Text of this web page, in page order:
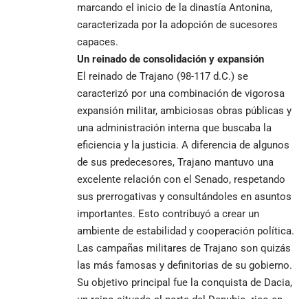
marcando el inicio de la dinastía Antonina,
caracterizada por la adopción de sucesores
capaces.
Un reinado de consolidación y expansión
El reinado de Trajano (98-117 d.C.) se
caracterizó por una combinación de vigorosa
expansión militar, ambiciosas obras públicas y
una administración interna que buscaba la
eficiencia y la justicia. A diferencia de algunos
de sus predecesores, Trajano mantuvo una
excelente relación con el Senado, respetando
sus prerrogativas y consultándoles en asuntos
importantes. Esto contribuyó a crear un
ambiente de estabilidad y cooperación política.
Las campañas militares de Trajano son quizás
las más famosas y definitorias de su gobierno.
Su objetivo principal fue la conquista de Dacia,